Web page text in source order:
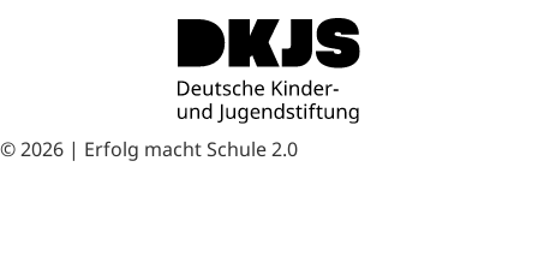
© 2026 | Erfolg macht Schule 2.0